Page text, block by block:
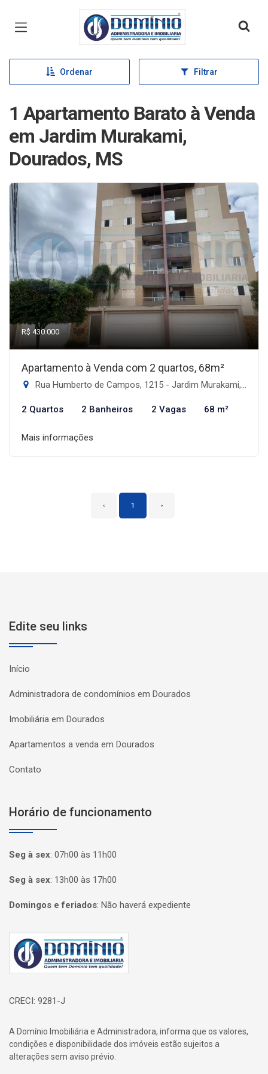
Página inicial
Ordenar Filtrar
1 Apartamento Barato à Venda
em Jardim Murakami,
Dourados, MS
R$ 430.000
Apartamento à Venda com 2 quartos, 68m²
Rua Humberto de Campos, 1215 - Jardim Murakami, Dourados-MS
2 Quartos 2 Banheiros 2 Vagas 68 m²
Mais informações
‹ 1 ›
Edite seu links
Início
Administradora de condomínios em Dourados
Imobiliária em Dourados
Apartamentos a venda em Dourados
Contato
Horário de funcionamento
Seg à sex: 07h00 às 11h00
Seg à sex: 13h00 às 17h00
Domingos e feriados: Não haverá expediente
Página inicial
CRECI: 9281-J
A Domínio Imobiliária e Administradora, informa que os valores,
condições e disponibilidade dos imóveis estão sujeitos a
alterações sem aviso prévio.